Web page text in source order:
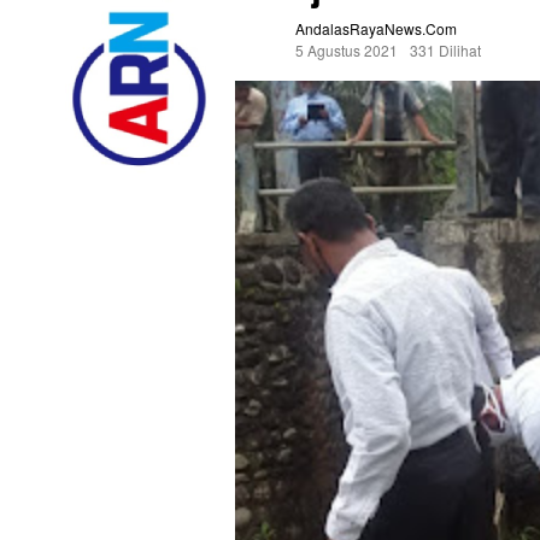
AndalasRayaNews.com
5 Agustus 2021
331 Dilihat